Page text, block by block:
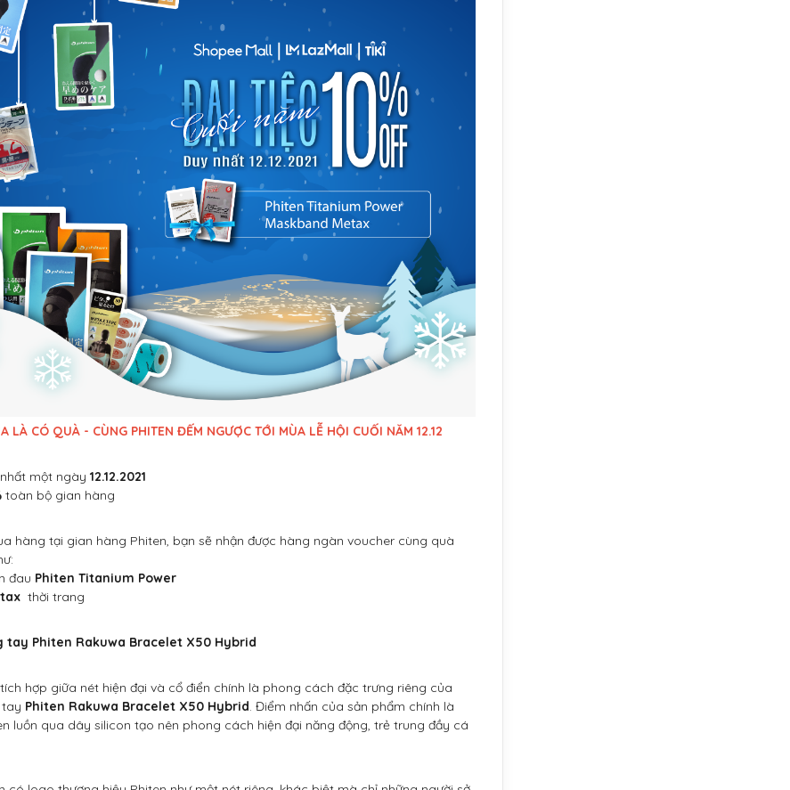
LÀ CÓ QUÀ - CÙNG PHITEN ĐẾM NGƯỢC TỚI MÙA LỄ HỘI CUỐI NĂM 12.12
một ngày 12.12.2021
toàn bộ gian hàng
hàng tại gian hàng Phiten, bạn sẽ nhận được hàng ngàn voucher cùng quà
đau Phiten Titanium Power
thời trang
tay Phiten Rakuwa Bracelet X50 Hybrid
hợp giữa nét hiện đại và cổ điển chính là phong cách đặc trưng riêng của
Phiten Rakuwa Bracelet X50 Hybrid. Điểm nhấn của sản phẩm chính là
luồn qua dây silicon tạo nên phong cách hiện đại năng động, trẻ trung đầy cá